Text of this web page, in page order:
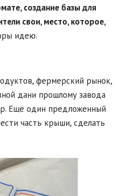
создание базы для
свои, место, которое,
идею.
фермерский рынок,
дани прошлому завода
Ещё один предложенный
часть крыши, сделать